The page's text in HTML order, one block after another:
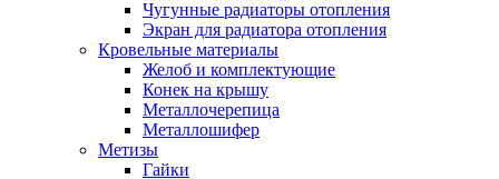
Чугунные радиаторы отопления
Экран для радиатора отопления
Кровельные материалы
Желоб и комплектующие
Конек на крышу
Металлочерепица
Металлошифер
Метизы
Гайки